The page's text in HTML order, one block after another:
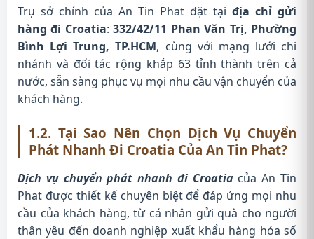
Trụ sở chính của An Tin Phat đặt tại địa chỉ gửi
hàng đi Croatia:332/42/11 Phan Văn Trị, Phường
Bình Lợi Trung, TP.HCM, cùng với mạng lưới chi
nhánh và đối tác rộng khắp 63 tỉnh thành trên cả
nước, sẵn sàng phục vụ mọi nhu cầu vận chuyển của
khách hàng.
1.2. Tại Sao Nên Chọn Dịch Vụ Chuyển
Phát Nhanh Đi Croatia Của An Tin Phat?
Dịch vụ chuyển phát nhanh đi Croatiacủa An Tin
Phat được thiết kế chuyên biệt để đáp ứng mọi nhu
cầu của khách hàng, từ cá nhân gửi quà cho người
thân yêu đến doanh nghiệp xuất khẩu hàng hóa số